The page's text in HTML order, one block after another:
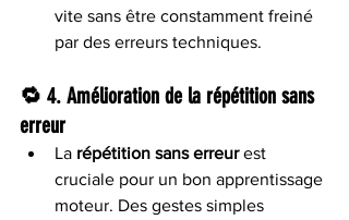
vite sans être constamment freiné
par des erreurs techniques.
🔁 4. Amélioration de la répétition sans
erreur
La répétition sans erreur est
cruciale pour un bon apprentissage
moteur. Des gestes simples